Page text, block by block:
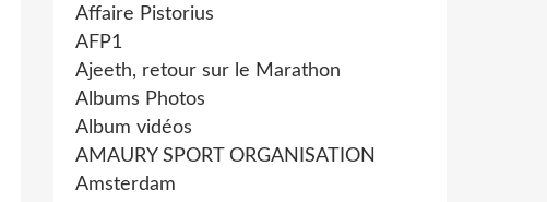
Affaire Pistorius
AFP1
Ajeeth, retour sur le Marathon
Albums Photos
Album vidéos
AMAURY SPORT ORGANISATION
Amsterdam